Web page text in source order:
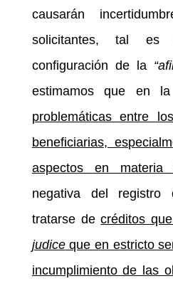
causarán
solicitantes, tal
configuración de la
estimamos que en
problemáticas entre
beneficiarias,
aspectos en materia
negativa del
tratarse decréditos
judiceque en estricto
incumplimiento de las